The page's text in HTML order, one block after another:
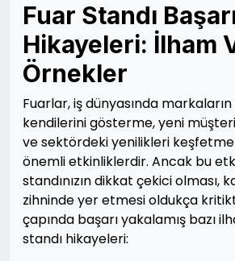
Fuar Standı
Hikayeleri: İlham
Örnekler
Fuarlar, iş dünyasında
kendilerini gösterme, yeni
ve sektördeki yenilikleri keşfetme
önemli etkinliklerdir. Ancak bu
standınızın dikkat çekici olması,
zihninde yer etmesi oldukça
çapında başarı yakalamış bazı
standı hikayeleri: